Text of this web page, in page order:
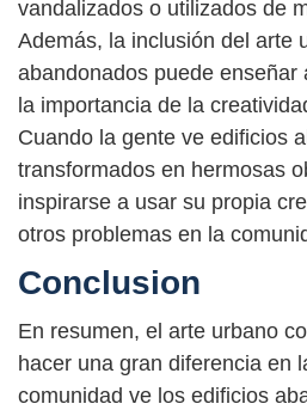
vandalizados o utilizados de
Además, la inclusión del arte
abandonados puede enseñar
la importancia de la
Cuando la gente ve edificios
transformados en hermosas
inspirarse a usar su propia
otros problemas en la
Conclusion
En resumen, el arte urbano
hacer una gran diferencia en
comunidad ve los edificios